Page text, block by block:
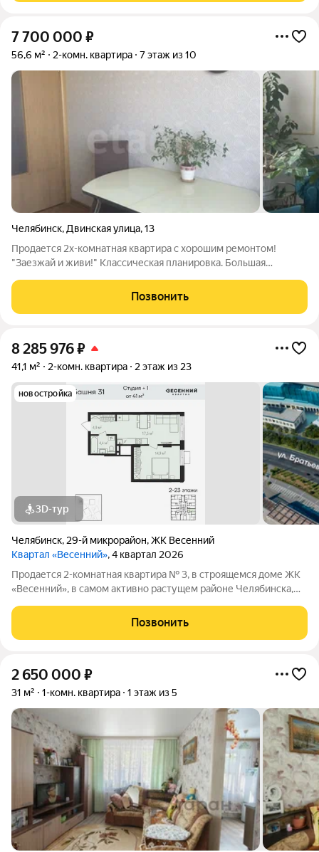
7 700 000 ₽
56,6 м² 2-комн. квартира 7 этаж из 10
Челябинск, Двинская улица,13
Продается 2х-комнатная квартира с хорошим ремонтом!
"Заезжай и живи!" Классическая планировка. Большая
коридор, с/у раздельный. Окна квартиры выходят на разные
стороны. Остаются куxня,
Позвонить
8 285 976₽
41,1 м² 2-комн. квартира 2 этаж из 23
новостройка
3D-тур
Челябинск, 29-й микрорайон,ЖК Весенний
Квартал «Весенний», 4 квартал 2026
Продается 2-комнатная квартира № 3, в строящемся доме ЖК
«Весенний», в самом активно растущем районе Челябинска,
проверенного застройщика Девелопер «Весна». Девелопер
«Весна» создает
Позвонить
2 650 000 ₽
31 м² 1-комн. квартира 1 этаж из 5